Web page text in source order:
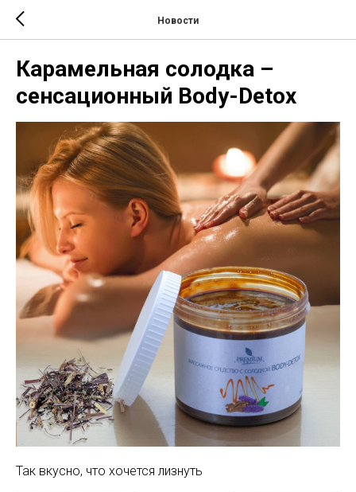
Новости
Карамельная солодка –
сенсационный Body-Detox
Так вкусно, что хочется лизнуть